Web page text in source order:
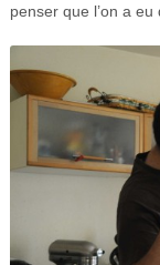
penser que l’on a